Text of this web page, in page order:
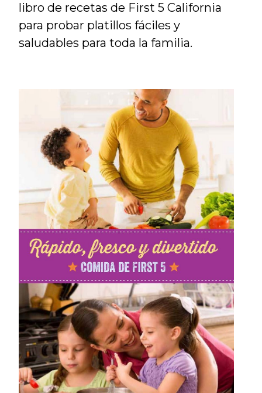
libro de recetas de First 5 California
para probar platillos fáciles y
saludables para toda la familia.